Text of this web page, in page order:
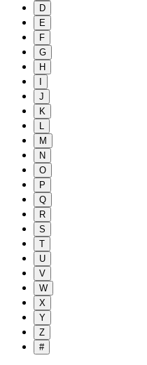
D
E
F
G
H
J
K
L
M
N
O
P
Q
R
S
T
U
V
W
X
Y
Z
#